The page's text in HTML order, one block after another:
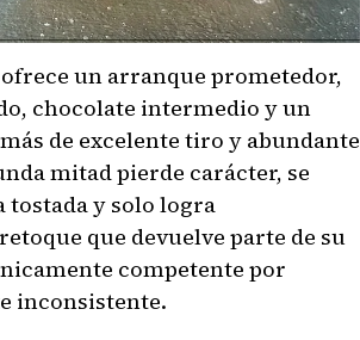
un arranque prometedor,
chocolate intermedio y un
de excelente tiro y abundante
mitad pierde carácter, se
tostada y solo logra
que devuelve parte de su
competente por
inconsistente.